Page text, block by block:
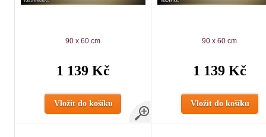
90 x 60 cm
1 139 Kč
Vložit do košíku
90 x 60 cm
1 139 Kč
Vložit do košíku